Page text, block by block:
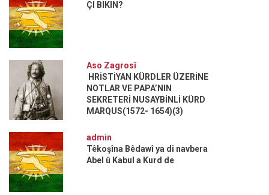
ÇI BIKIN?
Aso Zagrosî
HRİSTİYAN KÜRDLER ÜZERİNE
NOTLAR VE PAPA’NIN
SEKRETERİ NUSAYBİNLİ KÜRD
MARQUS(1572- 1654)(3)
admin
Têkoşîna Bêdawî ya di navbera
Abel û Kabul a Kurd de